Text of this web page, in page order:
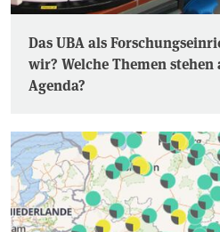
Das UBA als
wir? Welche Themen
Agenda?